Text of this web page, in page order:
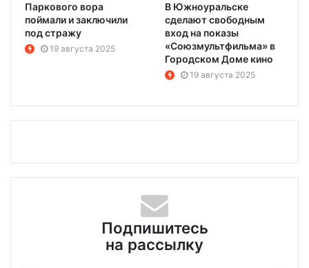
Паркового вора
поймали и заключили
под стражу
19 августа 2025
В Южноуральске
сделают свободным
вход на показы
«Союзмультфильма» в
Городском Доме кино
19 августа 2025
Подпишитесь
на рассылку